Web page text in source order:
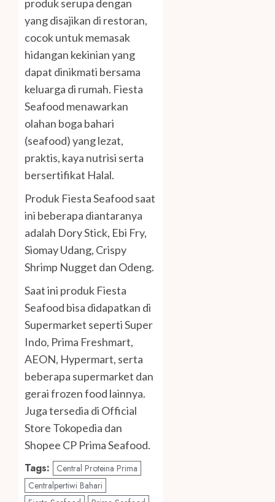
produk serupa dengan
yang disajikan di restoran,
cocok untuk memasak
hidangan kekinian yang
dapat dinikmati bersama
keluarga di rumah. Fiesta
Seafood menawarkan
olahan boga bahari
(seafood) yang lezat,
praktis, kaya nutrisi serta
bersertifikat Halal.
Produk Fiesta Seafood saat
ini beberapa diantaranya
adalah Dory Stick, Ebi Fry,
Siomay Udang, Crispy
Shrimp Nugget dan Odeng.
Saat ini produk Fiesta
Seafood bisa didapatkan di
Supermarket seperti Super
Indo, Prima Freshmart,
AEON, Hypermart, serta
beberapa supermarket dan
gerai frozen food lainnya.
Juga tersedia di Official
Store Tokopedia dan
Shopee CP Prima Seafood.
Tags:
Central Proteina Prima
Centralpertiwi Bahari